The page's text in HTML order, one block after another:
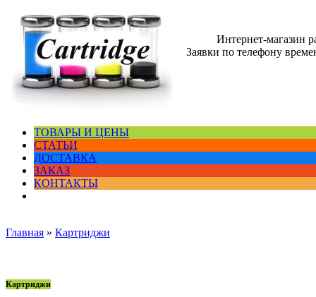
Интернет-магазин
Заявки по телефону
ТОВАРЫ И ЦЕНЫ
СТАТЬИ
ДОСТАВКА
ЗАКАЗ
КОНТАКТЫ
Главная » Картриджи
Картриджи